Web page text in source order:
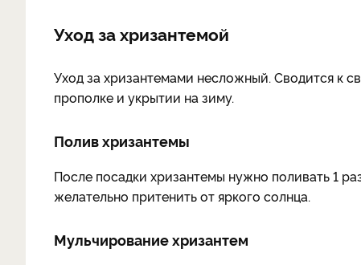
Уход за хризантемой
Уход за хризантемами несложный. Сводится к
прополке и укрытии на зиму.
Полив хризантемы
После посадки хризантемы нужно поливать 1
желательно притенить от яркого солнца.
Мульчирование хризантем